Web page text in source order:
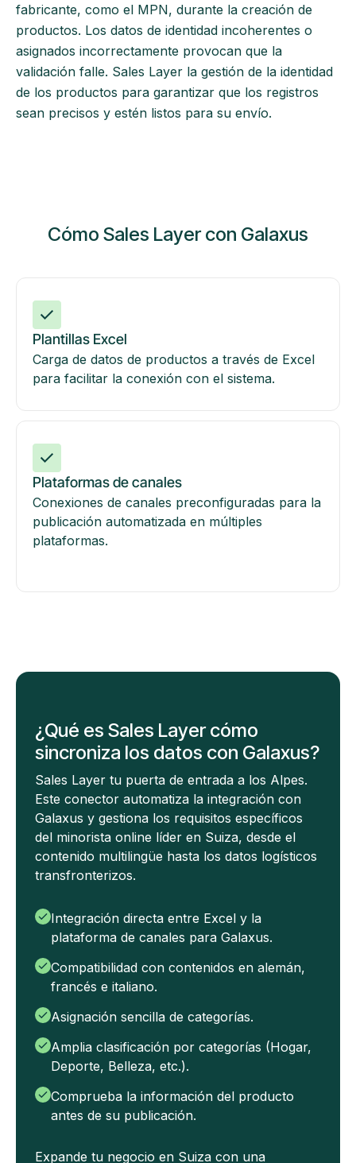
fabricante, como el MPN, durante la creación de
productos. Los datos de identidad incoherentes o
asignados incorrectamente provocan que la
validación falle. Sales Layer la gestión de la identidad
de los productos para garantizar que los registros
sean precisos y estén listos para su envío.
Cómo Sales Layer con Galaxus
Plantillas Excel
Carga de datos de productos a través de Excel
para facilitar la conexión con el sistema.
Plataformas de canales
Conexiones de canales preconfiguradas para la
publicación automatizada en múltiples
plataformas.
¿Qué es Sales Layer cómo
sincroniza los datos con Galaxus?
Sales Layer tu puerta de entrada a los Alpes.
Este conector automatiza la integración con
Galaxus y gestiona los requisitos específicos
del minorista online líder en Suiza, desde el
contenido multilingüe hasta los datos logísticos
transfronterizos.
Integración directa entre Excel y la
plataforma de canales para Galaxus.
Compatibilidad con contenidos en alemán,
francés e italiano.
Asignación sencilla de categorías.
Amplia clasificación por categorías (Hogar,
Deporte, Belleza, etc.).
Comprueba la información del producto
antes de su publicación.
Expande tu negocio en Suiza con una